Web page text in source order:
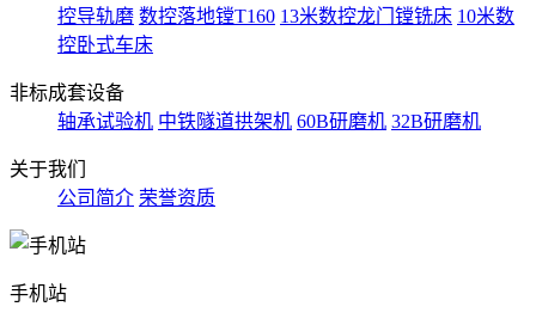
控导轨磨 数控落地镗T160 13米数控龙门镗铣床 10米数
控卧式车床
非标成套设备
轴承试验机 中铁隧道拱架机 60B研磨机 32B研磨机
关于我们
公司简介 荣誉资质
手机站